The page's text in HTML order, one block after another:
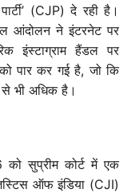
(CJP) दे रही है।
आंदोलन ने इंटरनेट पर
इंस्टाग्राम हैंडल पर
पार कर गई है, जो कि
से भी अधिक है।
सुप्रीम कोर्ट में एक
ऑफ इंडिया (CJI)